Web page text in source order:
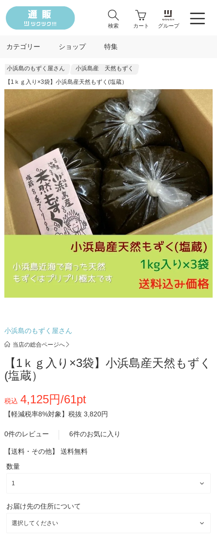
検索 カート グループ
カテゴリー ショップ 特集
小浜島のもずく屋さん
小浜島産 天然もずく
【1ｋｇ入り×3袋】小浜島産天然もずく(塩蔵）
小浜島のもずく屋さん
当店の総合ページへ
【1ｋｇ入り×3袋】小浜島産天然もずく
(塩蔵）
税込 4,125円/61pt
【軽減税率8%対象】 税抜 3,820円
0件のレビュー 6件のお気に入り
【送料・その他】 送料無料
数量
お届け先の住所について